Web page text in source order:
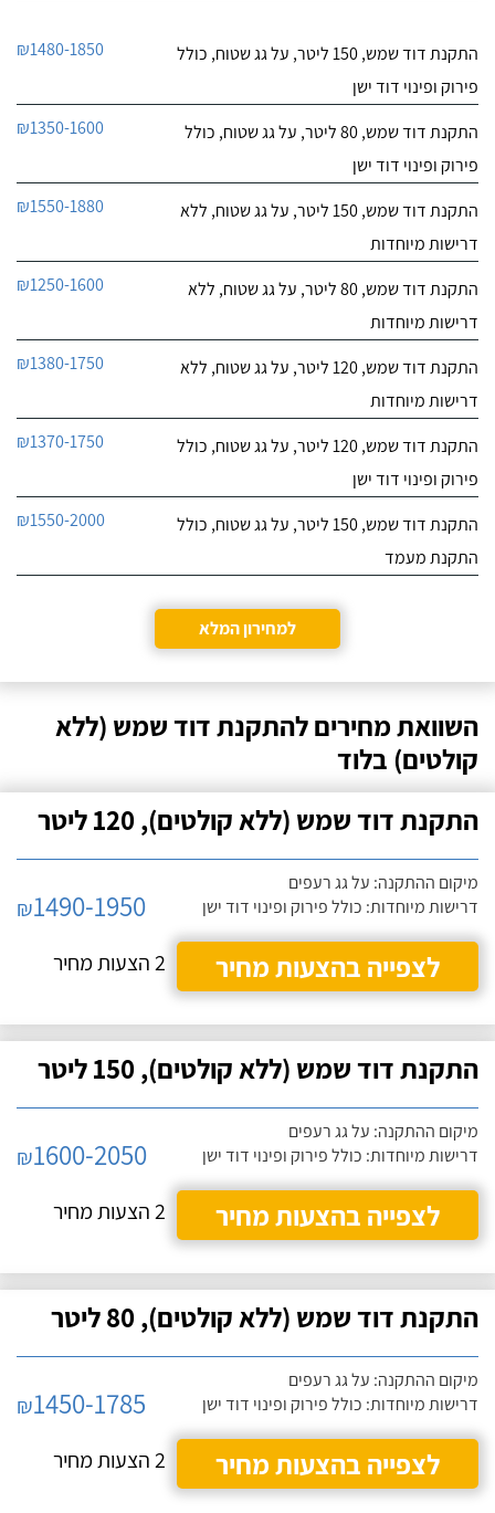
התקנת דוד שמש, 150 ליטר, על גג שטוח, כולל
פירוק ופינוי דוד ישן
₪1480-1850
התקנת דוד שמש, 80 ליטר, על גג שטוח, כולל
פירוק ופינוי דוד ישן
₪1350-1600
התקנת דוד שמש, 150 ליטר, על גג שטוח, ללא
דרישות מיוחדות
₪1550-1880
התקנת דוד שמש, 80 ליטר, על גג שטוח, ללא
דרישות מיוחדות
₪1250-1600
התקנת דוד שמש, 120 ליטר, על גג שטוח, ללא
דרישות מיוחדות
₪1380-1750
התקנת דוד שמש, 120 ליטר, על גג שטוח, כולל
פירוק ופינוי דוד ישן
₪1370-1750
התקנת דוד שמש, 150 ליטר, על גג שטוח, כולל
התקנת מעמד
₪1550-2000
למחירון המלא
השוואת מחירים להתקנת דוד שמש (ללא
קולטים) בלוד
התקנת דוד שמש (ללא קולטים), 120 ליטר
מיקום ההתקנה: על גג רעפים
דרישות מיוחדות: כולל פירוק ופינוי דוד ישן
₪1490-1950
לצפייה בהצעות מחיר
2 הצעות מחיר
התקנת דוד שמש (ללא קולטים), 150 ליטר
מיקום ההתקנה: על גג רעפים
דרישות מיוחדות: כולל פירוק ופינוי דוד ישן
₪1600-2050
לצפייה בהצעות מחיר
2 הצעות מחיר
התקנת דוד שמש (ללא קולטים), 80 ליטר
מיקום ההתקנה: על גג רעפים
דרישות מיוחדות: כולל פירוק ופינוי דוד ישן
₪1450-1785
לצפייה בהצעות מחיר
2 הצעות מחיר